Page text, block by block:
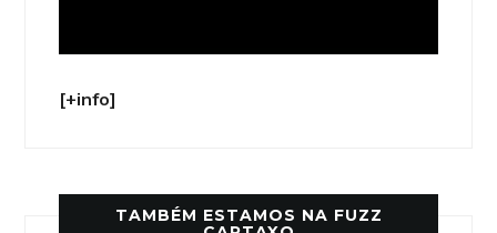
[+info]
TAMBÉM ESTAMOS NA FUZZ